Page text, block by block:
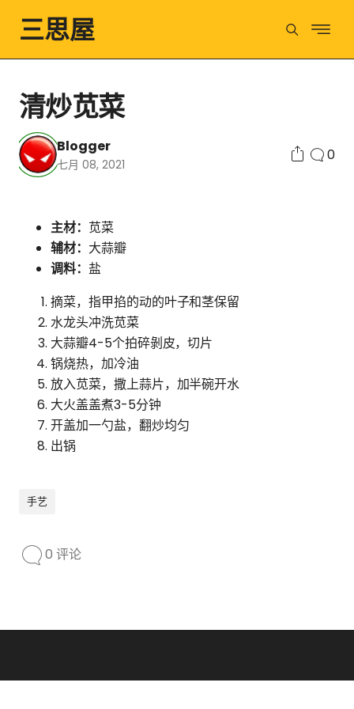
三思屋
清炒苋菜
Blogger
七月 08, 2021
0
主材： 苋菜
辅材： 大蒜瓣
调料： 盐
摘菜，指甲掐的动的叶子和茎保留
水龙头冲洗苋菜
大蒜瓣4-5个拍碎剝皮，切片
锅烧热，加冷油
放入苋菜，撒上蒜片，加半碗开水
大火盖盖煮3-5分钟
开盖加一勺盐，翻炒均匀
出锅
手艺
0 评论